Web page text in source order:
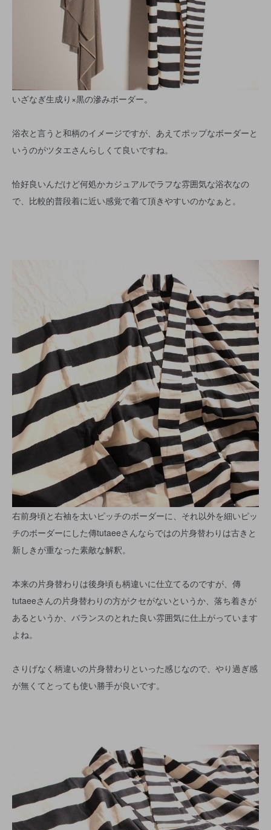
いざなぎ生成り×黒の滲みボーダー。
浴衣と言うと和柄のイメージですが、あえてポップなボーダーと
いうのがツタエさんらしくて良いですね。
恰好良いんだけど何処かカジュアルでラフな雰囲気な浴衣なの
で、比較的普段着に近い感覚で着て頂きやすいのかなぁと。
右前身頃と右袖を太いピッチのボーダーに、それ以外を細いピッ
チのボーダーにした傳tutaeeさんならではの片身替わりは古きと
新しきが重なった素敵な解釈。
本来の片身替わりは後身頃も柄違いに仕立てるのですが、傳
tutaeeさんの片身替わりの方がクセがないというか、落ち着きが
あるというか、バランスのとれた良い雰囲気に仕上がっています
よね。
さりげなく柄違いの片身替わりといった感じなので、やり過ぎ感
が無くてとっても使い勝手が良いです。